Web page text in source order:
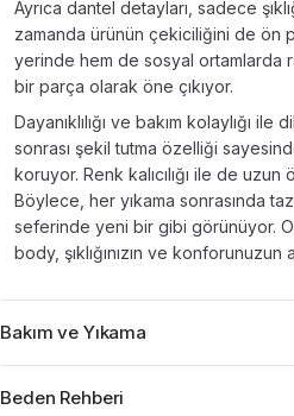
Ayrıca dantel detayları, sadece
zamanda ürünün çekiciliğini de ön
yerinde hem de sosyal ortamlarda
bir parça olarak öne çıkıyor.
Dayanıklılığı ve bakım kolaylığı
sonrası şekil tutma özelliği
koruyor. Renk kalıcılığı ile de uzun
Böylece, her yıkama sonrasında
seferinde yeni bir gibi görünüyor.
body, şıklığınızın ve konforunuzun
Bakım ve Yıkama
Beden Rehberi